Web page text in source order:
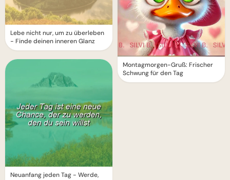
Lebe nicht nur, um zu überleben
- Finde deinen inneren Glanz
Neuanfang jeden Tag - Werde,
Montagmorgen-Gruß: Frischer
Schwung für den Tag